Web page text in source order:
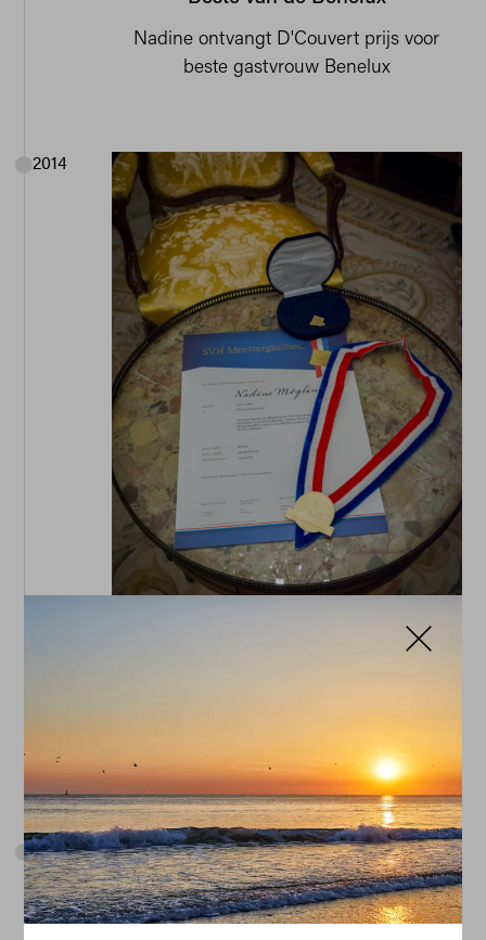
Nadine ontvangt D'Couvert prijs voor
beste gastvrouw Benelux
2014
Silver Butter Knife
Jef ontvangt QL Robbe & Berking Silver
2014